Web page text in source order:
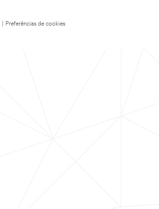
Preferências de cookies